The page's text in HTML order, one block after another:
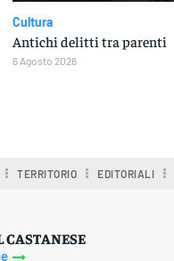
Cultura
Antichi delitti tra parenti
6 Agosto 2026
TERRITORIO EDITORIALI
CASTANESE